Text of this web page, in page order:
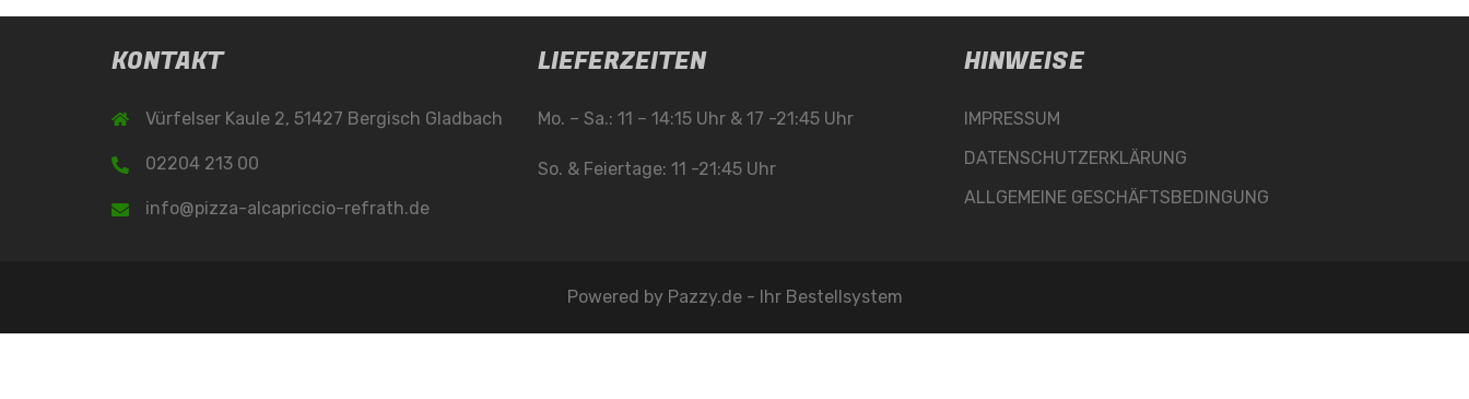
KONTAKT
Vürfelser Kaule 2, 51427 Bergisch Gladbach
02204 213 00
info@pizza-alcapriccio-refrath.de
LIEFERZEITEN
Mo. – Sa.: 11 – 14:15 Uhr & 17 -21:45 Uhr
So. & Feiertage: 11 -21:45 Uhr
HINWEISE
IMPRESSUM
DATENSCHUTZERKLÄRUNG
ALLGEMEINE GESCHÄFTSBEDINGUNG
Powered by Pazzy.de - Ihr Bestellsystem